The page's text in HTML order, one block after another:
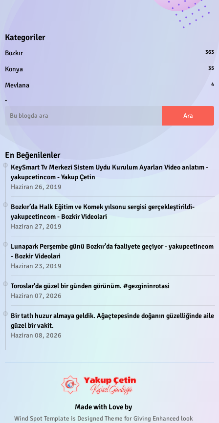
Kategoriler
Bozkır 363
Konya 35
Mevlana 4
.
En Beğenilenler
KeySmart Tv Merkezi Sistem Uydu Kurulum Ayarları Video anlatım -
yakupcetincom - Yakup Çetin
Haziran 26, 2019
Bozkır’da Halk Eğitim ve Komek yılsonu sergisi gerçekleştirildi-
yakupcetincom - Bozkir Videolari
Haziran 27, 2019
Lunapark Perşembe günü Bozkır'da faaliyete geçiyor - yakupcetincom
- Bozkir Videolari
Haziran 23, 2019
Toroslar'da güzel bir günden görünüm. #gezgininrotasi
Haziran 07, 2026
Bir tatlı huzur almaya geldik. Ağaçtepesinde doğanın güzelliğinde aile
güzel bir vakit.
Haziran 08, 2026
Made with Love by
Wind Spot Template is Designed Theme for Giving Enhanced look